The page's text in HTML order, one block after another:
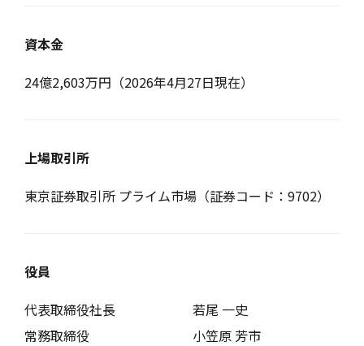
資本金
24億2,603万円（2026年4月27日現在）
上場取引所
東京証券取引所 プライム市場（証券コード：9702）
役員
代表取締役社長
若尾 一史
常務取締役
小笠原 芳市